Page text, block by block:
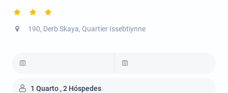
190, Derb Skaya, Quartier Issebtiynne
1 Quarto , 2 Hóspedes